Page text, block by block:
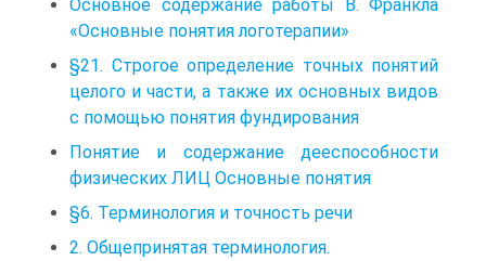
Основное содержание работы В. Франкла
«Основные понятия логотерапии»
§21. Строгое определение точных понятий
целого и части, а также их основных видов
с помощью понятия фундирования
Понятие и содержание дееспособности
физических ЛИЦ Основные понятия
§6. Терминология и точность речи
2. Общепринятая терминология.